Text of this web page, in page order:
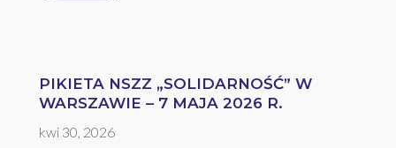
PIKIETA NSZZ „SOLIDARNOŚĆ” W
WARSZAWIE – 7 MAJA 2026 R.
kwi 30, 2026